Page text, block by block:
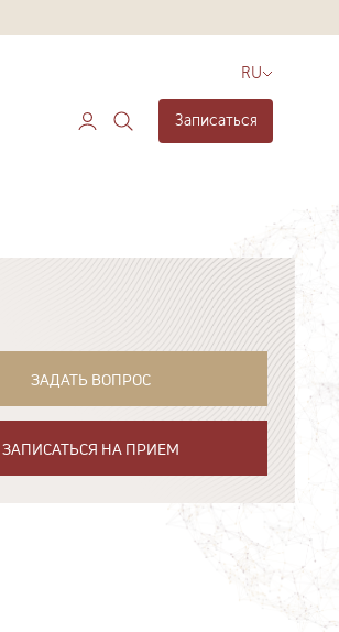
RU
Записаться
ЗАДАТЬ ВОПРОС
ЗАПИСАТЬСЯ НА ПРИЕМ